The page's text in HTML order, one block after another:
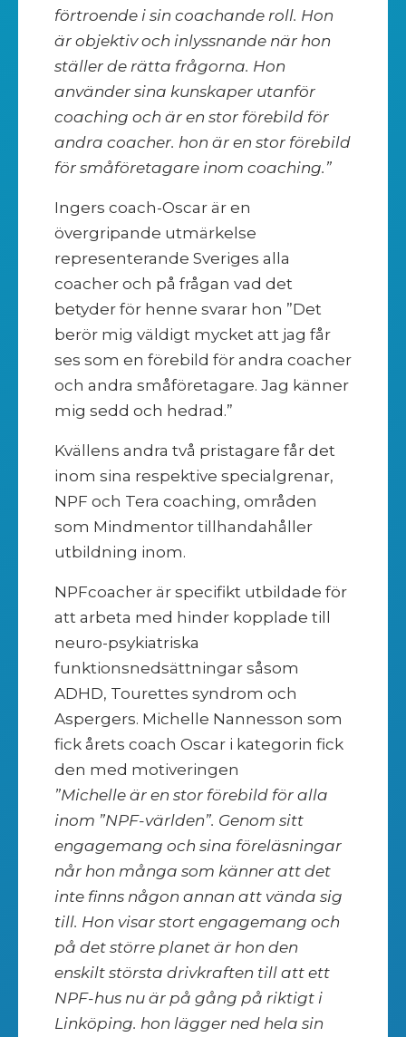
förtroende i sin coachande roll. Hon
är objektiv och inlyssnande när hon
ställer de rätta frågorna. Hon
använder sina kunskaper utanför
coaching och är en stor förebild för
andra coacher. hon är en stor förebild
för småföretagare inom coaching.”
Ingers coach-Oscar är en
övergripande utmärkelse
representerande Sveriges alla
coacher och på frågan vad det
betyder för henne svarar hon ”Det
berör mig väldigt mycket att jag får
ses som en förebild för andra coacher
och andra småföretagare. Jag känner
mig sedd och hedrad.”
Kvällens andra två pristagare får det
inom sina respektive specialgrenar,
NPF och Tera coaching, områden
som Mindmentor tillhandahåller
utbildning inom.
NPFcoacher är specifikt utbildade för
att arbeta med hinder kopplade till
neuro-psykiatriska
funktionsnedsättningar såsom
ADHD, Tourettes syndrom och
Aspergers. Michelle Nannesson som
fick årets coach Oscar i kategorin fick
den med motiveringen
”Michelle är en stor förebild för alla
inom ”NPF-världen”. Genom sitt
engagemang och sina föreläsningar
når hon många som känner att det
inte finns någon annan att vända sig
till. Hon visar stort engagemang och
på det större planet är hon den
enskilt största drivkraften till att ett
NPF-hus nu är på gång på riktigt i
Linköping. hon lägger ned hela sin